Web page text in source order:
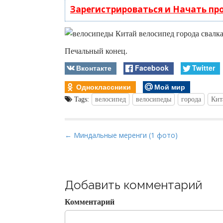
Зарегистрироваться и Начать
Печальный конец.
Вконтакте Facebook
Twitter
Одноклассники
Мой мир
Tags: велосипед велосипеды города
P
n
a
v
← Миндальные меренги (1 фото)
Добавить комментарий
Комментарий